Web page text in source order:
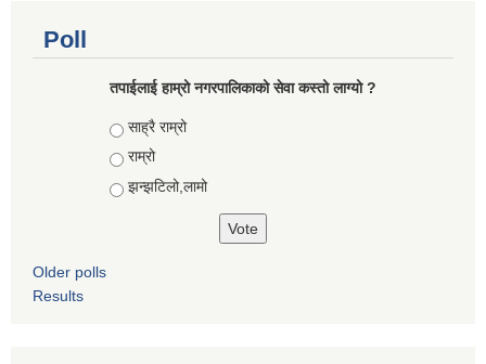
Poll
तपाईलाई हाम्रो नगरपालिकाको सेवा कस्तो लाग्यो ?
Choices
साह्रै राम्रो
राम्रो
झन्झटिलो,लामो
Older polls
Results